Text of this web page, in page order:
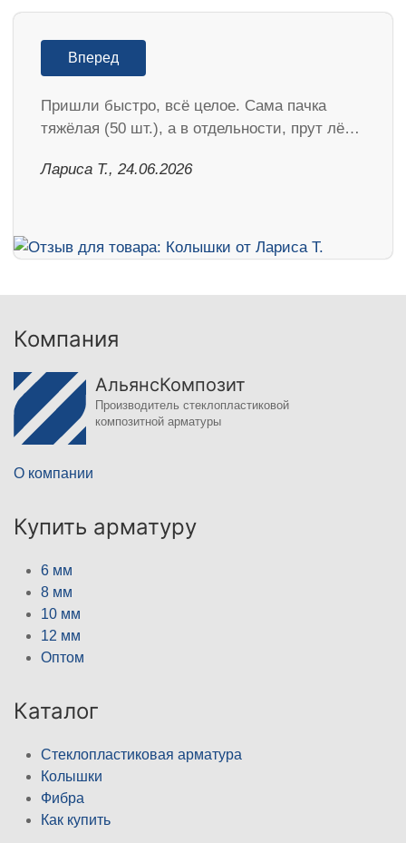
Вперед
Пришли быстро, всё целое. Сама пачка
тяжёлая (50 шт.), а в отдельности, прут лё…
Лариса Т., 24.06.2026
Компания
АльянсКомпозит
Производитель стеклопластиковой
композитной арматуры
О компании
Купить арматуру
6 мм
8 мм
10 мм
12 мм
Оптом
Каталог
Стеклопластиковая арматура
Колышки
Фибра
Как купить